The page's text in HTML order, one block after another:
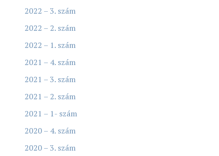
2022 – 3. szám
2022 – 2. szám
2022 – 1. szám
2021 – 4. szám
2021 – 3. szám
2021 – 2. szám
2021 – 1- szám
2020 – 4. szám
2020 – 3. szám